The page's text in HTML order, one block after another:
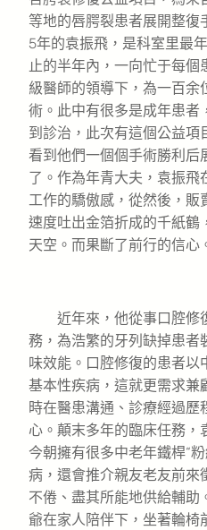
等地的唇腭裂患者展開整
5年的袁振飛，是科室里最
止的半年內，一向忙于每個
級醫師的領導下，為一百
術。此中有很多是成年患者
到診治，此次有這個公益
看到他們一個個手術勝利后
了。作為年青大夫，袁振飛
工作的驕傲感，從然後，販
速度吐出金箔折成的千紙鶴
天空。而果斷了前行的信心
近年來，他從事口腔修
務，為浩繁的牙列缺掉患者
味效能。口腔修復的患者以
基本性疾病，這就更需求兼
時在醫患溝通、診療經過
心。顛末多年的臨床任務，
今朝擁有很多中老年鐵桿“
病，還會推介親友老友前來
不倦、盡其所能地供給輔
爺在家人陪伴下，坐著輪